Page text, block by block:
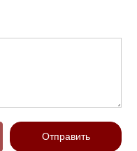
Отправить